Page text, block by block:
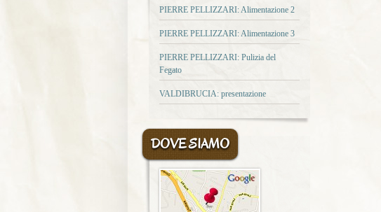
PIERRE PELLIZZARI: Alimentazione 2
PIERRE PELLIZZARI: Alimentazione 3
PIERRE PELLIZZARI: Pulizia del
Fegato
VALDIBRUCIA: presentazione
DOVE SIAMO